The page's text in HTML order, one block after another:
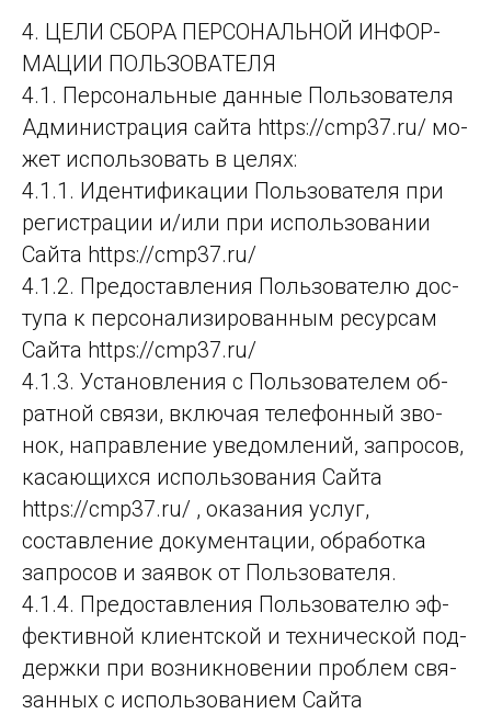
4. ЦЕЛИ СБО­РА ПЕР­СО­НАЛЬ­НОЙ ИН­ФОР­
МА­ЦИИ ПОЛЬ­ЗО­ВА­ТЕ­ЛЯ
4.1. Персо­наль­ные дан­ные Поль­зо­ва­те­ля
Ад­ми­нис­тра­ция сай­та https://cmp37.ru/ мо­
жет ис­поль­зо­вать в це­лях:
4.1.1. Иденти­фи­ка­ции Поль­зо­ва­те­ля при
регистрации и/или при использовании
Сайта https://cmp37.ru/
4.1.2. Предос­тав­ле­ния Поль­зо­ва­те­лю дос­
ту­па к пер­со­на­ли­зи­ро­ван­ным ре­сур­сам
Сай­та https://cmp37.ru/
4.1.3. Уста­нов­ле­ния с Поль­зо­ва­те­лем об­
рат­ной свя­зи, вклю­чая те­ле­фон­ный зво­
нок, нап­рав­ле­ние уве­дом­ле­ний, зап­ро­сов,
ка­са­ющих­ся ис­поль­зо­ва­ния Сай­та
https://cmp37.ru/ , ока­за­ния ус­луг,
составление документации, об­ра­бот­ка
зап­ро­сов и за­явок от Поль­зо­ва­те­ля.
4.1.4. Предос­тав­ле­ния Поль­зо­ва­те­лю эф­
фек­тив­ной кли­ент­ской и тех­ни­чес­кой под­
дер­жки при воз­ник­но­ве­нии проб­лем свя­
зан­ных с ис­поль­зо­ва­ни­ем Сай­та